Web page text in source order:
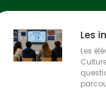
Les
Les